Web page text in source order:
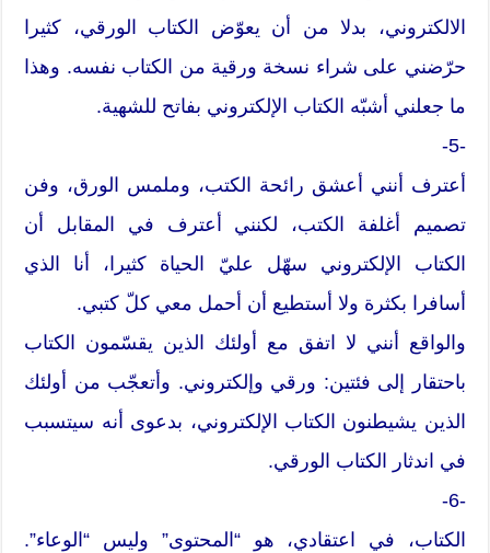
الالكتروني، بدلا من أن يعوّض الكتاب الورقي، كثيرا
حرّضني على شراء نسخة ورقية من الكتاب نفسه. وهذا
ما جعلني أشبّه الكتاب الإلكتروني بفاتح للشهية.
-5-
أعترف أنني أعشق رائحة الكتب، وملمس الورق، وفن
تصميم أغلفة الكتب، لكنني أعترف في المقابل أن
الكتاب الإلكتروني سهّل عليّ الحياة كثيرا، أنا الذي
أسافرا بكثرة ولا أستطيع أن أحمل معي كلّ كتبي.
والواقع أنني لا اتفق مع أولئك الذين يقسّمون الكتاب
باحتقار إلى فئتين: ورقي وإلكتروني. وأتعجّب من أولئك
الذين يشيطنون الكتاب الإلكتروني، بدعوى أنه سيتسبب
في اندثار الكتاب الورقي.
-6-
الكتاب، في اعتقادي، هو “المحتوى” وليس “الوعاء”.